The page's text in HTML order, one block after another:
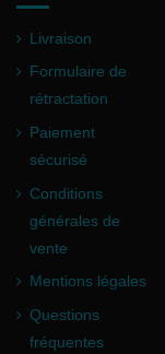
Livraison
Formulaire de
rétractation
Paiement
sécurisé
Conditions
générales de
vente
Mentions légales
Questions
fréquentes